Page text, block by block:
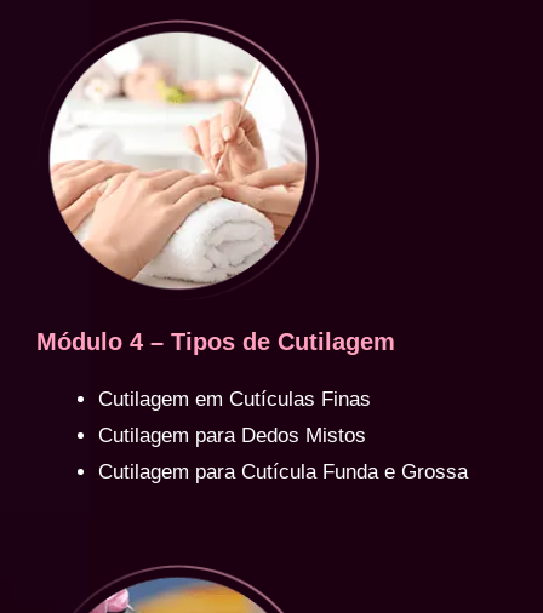
Módulo 4 – Tipos de Cutilagem
Cutilagem em Cutículas Finas
Cutilagem para Dedos Mistos
Cutilagem para Cutícula Funda e Grossa